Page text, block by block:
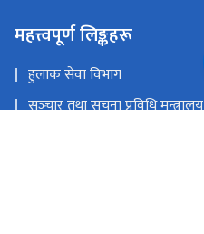
महत्त्वपूर्ण लिङ्कहरू
हुलाक सेवा विभाग
सञ्‍चार तथा सूचना प्रविधि मन्त्रालय